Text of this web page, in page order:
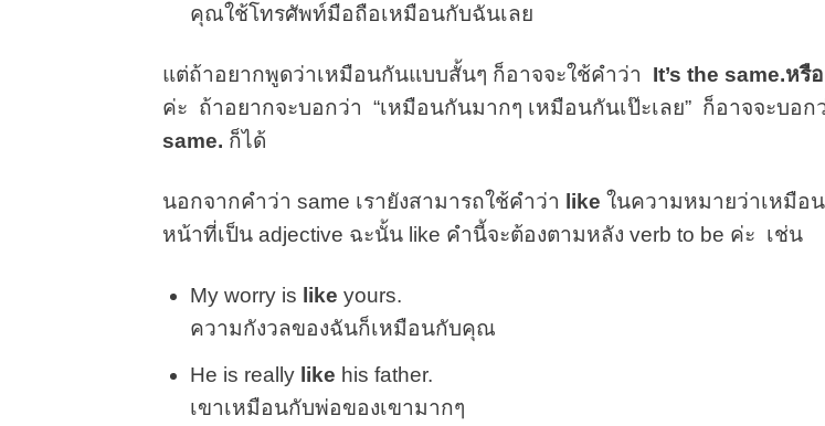
คุณใช้โทรศัพท์มือถือเหมือนกับฉันเลย
แต่ถ้าอยากพูดว่าเหมือนกันแบบสั้นๆ ก็อาจจะใช้คำว่า It’s the same.หรื
ค่ะ ถ้าอยากจะบอกว่า “เหมือนกันมากๆ เหมือนกันเป๊ะเลย” ก็อาจจะบอก
same. ก็ได้
นอกจากคำว่า same เรายังสามารถใช้คำว่า like ในความหมายว่าเหมือ
หน้าที่เป็น adjective ฉะนั้น like คำนี้จะต้องตามหลัง verb to be ค่ะ เช่น
My worry is like yours.
ความกังวลของฉันก็เหมือนกับคุณ
He is really like his father.
เขาเหมือนกับพ่อของเขามากๆ